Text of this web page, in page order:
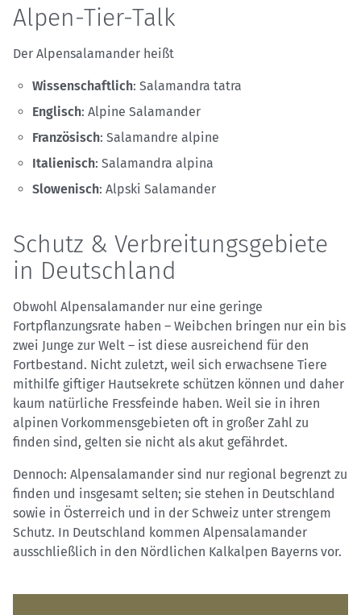
Alpen-Tier-Talk
Der Alpensalamander heißt
Wissenschaftlich: Salamandra tatra
Englisch: Alpine Salamander
Französisch: Salamandre alpine
Italienisch: Salamandra alpina
Slowenisch: Alpski Salamander
Schutz & Verbreitungsgebiete
in Deutschland
Obwohl Alpensalamander nur eine geringe
Fortpflanzungsrate haben – Weibchen bringen nur ein bis
zwei Junge zur Welt – ist diese ausreichend für den
Fortbestand. Nicht zuletzt, weil sich erwachsene Tiere
mithilfe giftiger Hautsekrete schützen können und daher
kaum natürliche Fressfeinde haben. Weil sie in ihren
alpinen Vorkommensgebieten oft in großer Zahl zu
finden sind, gelten sie nicht als akut gefährdet.
Dennoch: Alpensalamander sind nur regional begrenzt zu
finden und insgesamt selten; sie stehen in Deutschland
sowie in Österreich und in der Schweiz unter strengem
Schutz. In Deutschland kommen Alpensalamander
ausschließlich in den Nördlichen Kalkalpen Bayerns vor.